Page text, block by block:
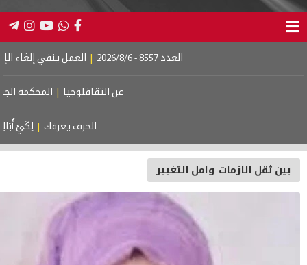
| العمل ينفي إلغاء الإعانة عن
المحكمة الجنائية الدولية..
لِكَيْ أُبَالِغَ فِي حُبِّكِ | لم
وامل التغيير